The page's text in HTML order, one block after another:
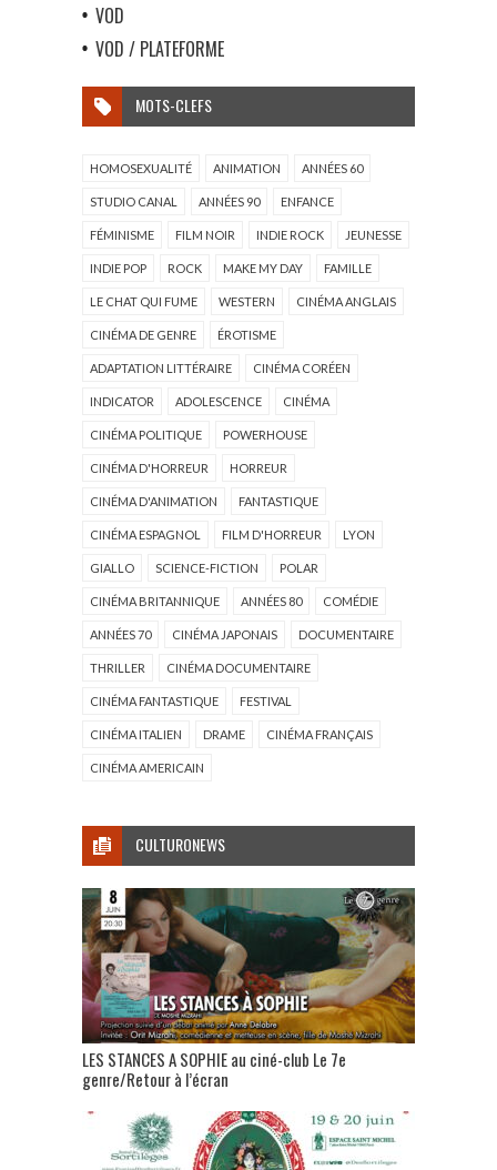
VOD
VOD / PLATEFORME
MOTS-CLEFS
HOMOSEXUALITÉ ANIMATION ANNÉES 60
STUDIO CANAL ANNÉES 90 ENFANCE
FÉMINISME FILM NOIR INDIE ROCK JEUNESSE
INDIE POP ROCK MAKE MY DAY FAMILLE
LE CHAT QUI FUME WESTERN CINÉMA ANGLAIS
CINÉMA DE GENRE ÉROTISME
ADAPTATION LITTÉRAIRE CINÉMA CORÉEN
INDICATOR ADOLESCENCE CINÉMA
CINÉMA POLITIQUE POWERHOUSE
CINÉMA D'HORREUR HORREUR
CINÉMA D'ANIMATION FANTASTIQUE
CINÉMA ESPAGNOL FILM D'HORREUR LYON
GIALLO SCIENCE-FICTION POLAR
CINÉMA BRITANNIQUE ANNÉES 80 COMÉDIE
ANNÉES 70 CINÉMA JAPONAIS DOCUMENTAIRE
THRILLER CINÉMA DOCUMENTAIRE
CINÉMA FANTASTIQUE FESTIVAL
CINÉMA ITALIEN DRAME CINÉMA FRANÇAIS
CINÉMA AMERICAIN
CULTURONEWS
LES STANCES A SOPHIE au ciné-club Le 7e
genre/Retour à l’écran